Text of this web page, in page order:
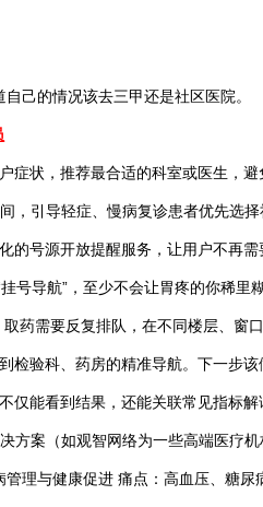
己的情况该去三甲还是社区医院。
症状，推荐最合适的科室或医生，避
，引导轻症、慢病复诊患者优先选
的号源开放提醒服务，让用户不再
号导航”，至少不会让胃疼的你稀里
药需要反复排队，在不同楼层、窗
检验科、药房的精准导航。下一步
仅能看到结果，还能关联常见指标
方案（如观智网络为一些高端医疗
理与健康促进 痛点：高血压、糖尿